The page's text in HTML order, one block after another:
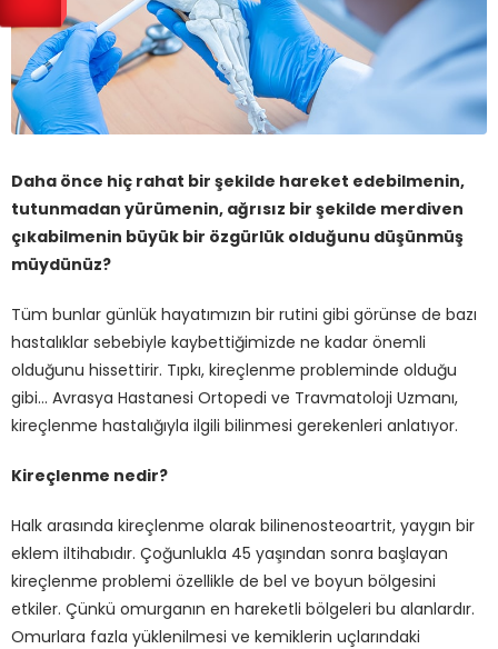
Daha önce hiç rahat bir şekilde hareket edebilmenin,
tutunmadan yürümenin, ağrısız bir şekilde merdiven
çıkabilmenin büyük bir özgürlük olduğunu düşünmüş
müydünüz?
Tüm bunlar günlük hayatımızın bir rutini gibi görünse de bazı
hastalıklar sebebiyle kaybettiğimizde ne kadar önemli
olduğunu hissettirir. Tıpkı, kireçlenme probleminde olduğu
gibi… Avrasya Hastanesi Ortopedi ve Travmatoloji Uzmanı,
kireçlenme hastalığıyla ilgili bilinmesi gerekenleri anlatıyor.
Kireçlenme nedir?
Halk arasında kireçlenme olarak bilinenosteoartrit, yaygın bir
eklem iltihabıdır. Çoğunlukla 45 yaşından sonra başlayan
kireçlenme problemi özellikle de bel ve boyun bölgesini
etkiler. Çünkü omurganın en hareketli bölgeleri bu alanlardır.
Omurlara fazla yüklenilmesi ve kemiklerin uçlarındaki